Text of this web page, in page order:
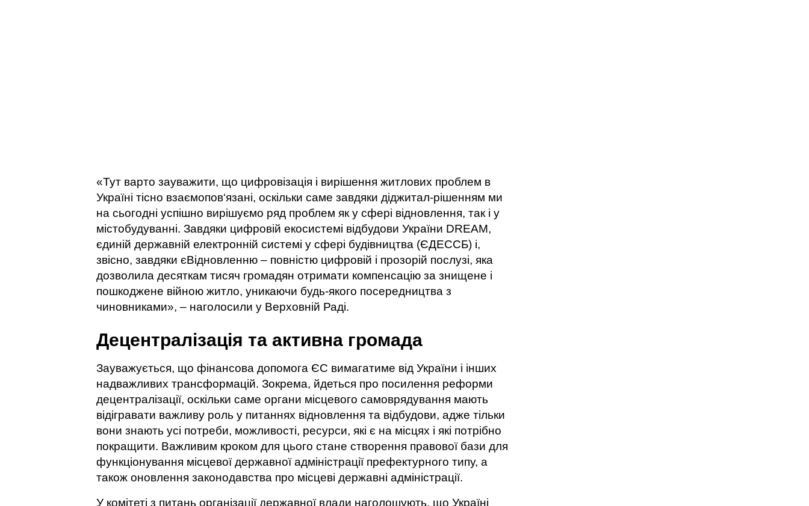
«Тут варто зауважити, що цифровізація і вирішення житлових проблем в
Україні тісно взаємопов‘язані, оскільки саме завдяки діджитал-рішенням ми
на сьогодні успішно вирішуємо ряд проблем як у сфері відновлення, так і у
містобудуванні. Завдяки цифровій екосистемі відбудови України DREAM,
єдиній державній електронній системі у сфері будівництва (ЄДЕССБ) і,
звісно, завдяки єВідновленню – повністю цифровій і прозорій послузі, яка
дозволила десяткам тисяч громадян отримати компенсацію за знищене і
пошкоджене війною житло, уникаючи будь-якого посередництва з
чиновниками», – наголосили у Верховній Раді.
Децентралізація та активна громада
Зауважується, що фінансова допомога ЄС вимагатиме від України і інших
надважливих трансформацій. Зокрема, йдеться про посилення реформи
децентралізації, оскільки саме органи місцевого самоврядування мають
відігравати важливу роль у питаннях відновлення та відбудови, адже тільки
вони знають усі потреби, можливості, ресурси, які є на місцях і які потрібно
покращити. Важливим кроком для цього стане створення правової бази для
функціонування місцевої державної адміністрації префектурного типу, а
також оновлення законодавства про місцеві державні адміністрації.
У комітеті з питань організації державної влади наголошують, що Україні